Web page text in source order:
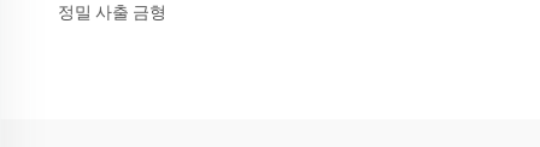
정밀 사출 금형